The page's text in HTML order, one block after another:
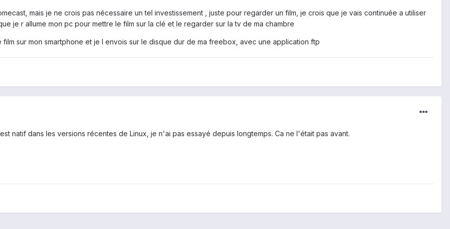
t, mais je ne crois pas nécessaire un tel investissement , juste pour regarder un film, je crois que je vais continuée a utiliser
je r allume mon pc pour mettre le film sur la clé et le regarder sur la tv de ma chambre
sur mon smartphone et je l envois sur le disque dur de ma freebox, avec une application ftp
natif dans les versions récentes de Linux, je n'ai pas essayé depuis longtemps. Ca ne l'était pas avant.